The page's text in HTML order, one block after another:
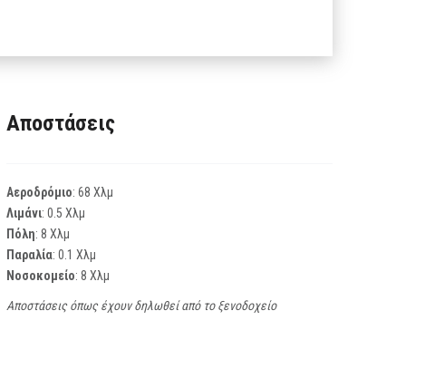
Αποστάσεις
Αεροδρόμιο: 68 Χλμ
Λιμάνι: 0.5 Χλμ
Πόλη: 8 Χλμ
Παραλία: 0.1 Χλμ
Νοσοκομείο: 8 Χλμ
Αποστάσεις όπως έχουν δηλωθεί από το ξενοδοχείο